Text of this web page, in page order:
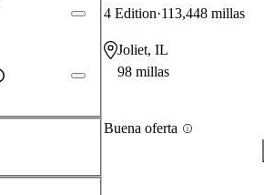
4 Edition 113,448 millas
Joliet, IL
98 millas
Buena oferta